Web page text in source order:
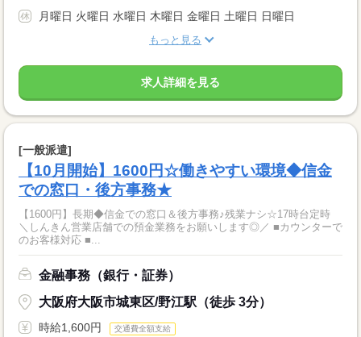
月曜日 火曜日 水曜日 木曜日 金曜日 土曜日 日曜日
もっと見る
求人詳細を見る
[一般派遣]
【10月開始】1600円☆働きやすい環境◆信金
での窓口・後方事務★
【1600円】長期◆信金での窓口＆後方事務♪残業ナシ☆17時台定時
＼しんきん営業店舗での預金業務をお願いします◎／ ■カウンターで
のお客様対応 ■...
金融事務（銀行・証券）
大阪府大阪市城東区/野江駅（徒歩 3分）
時給1,600円 交通費全額支給